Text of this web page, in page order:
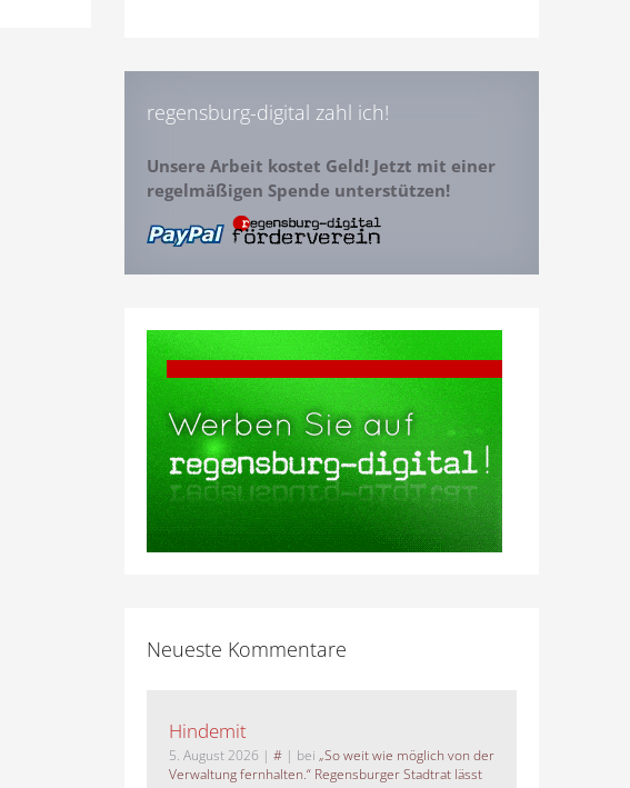
regensburg-digital zahl ich!
Unsere Arbeit kostet Geld! Jetzt mit einer
regelmäßigen Spende unterstützen!
Neueste Kommentare
Hindemit
5. August 2026 | #| bei „So weit wie möglich von der
Verwaltung fernhalten.“ Regensburger Stadtrat lässt